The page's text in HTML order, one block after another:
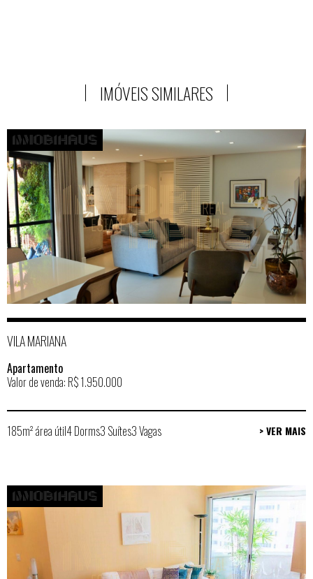
IMÓVEIS SIMILARES
VILA MARIANA
Apartamento
Valor de venda: R$ 1.950.000
185m² área útil4 Dorms3 Suítes3 Vagas > VER MAIS